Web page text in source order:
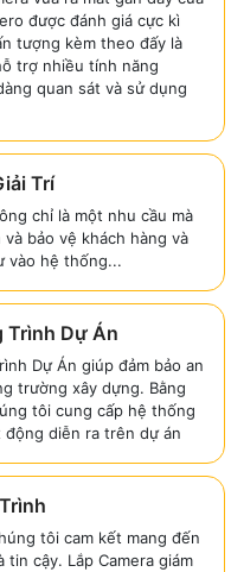
được đánh giá cực kì
tượng kèm theo đấy là
trợ nhiều tính năng
quan sát và sử dụng
Trí
chỉ là một nhu cầu mà
bảo vệ khách hàng và
vào hệ thống...
Trình Dự Án
Dự Án giúp đảm bảo an
trường xây dựng. Bằng
tôi cung cấp hệ thống
động diễn ra trên dự án
tôi cam kết mang đến
cậy. Lắp Camera giám